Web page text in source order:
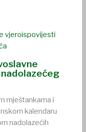
mještankama i
kalendaru
nadolazećih